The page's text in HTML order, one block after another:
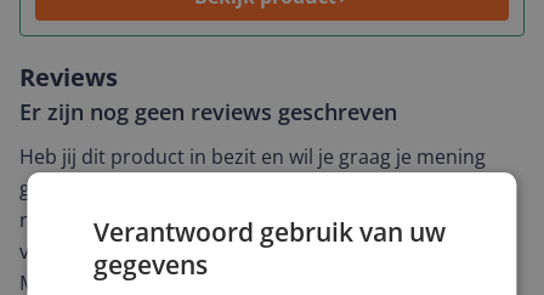
Reviews
Er zijn nog geen reviews geschreven
Heb jij dit product in bezit en wil je graag je mening
geven? Start dan hieronder met het schrijven van je
review. Afhankelijk van de details duurt het schrijven
van een review gemiddeld tussen de 3 en 10 minuten.
Met jouw mening help je andere bezoekers een betere
Verantwoord gebruik van uw
gegevens